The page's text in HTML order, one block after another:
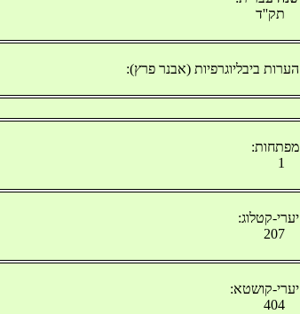
תק''ד
הערות ביבליוגרפיות (אבנר פרץ):
מפתחות:
1
יערי-קטלוג:
207
יערי-קושטא:
404